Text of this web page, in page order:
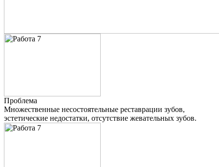
Проблема
Множественные несостоятельные реставрации зубов,
эстетические недостатки, отсутствие жевательных зубов.